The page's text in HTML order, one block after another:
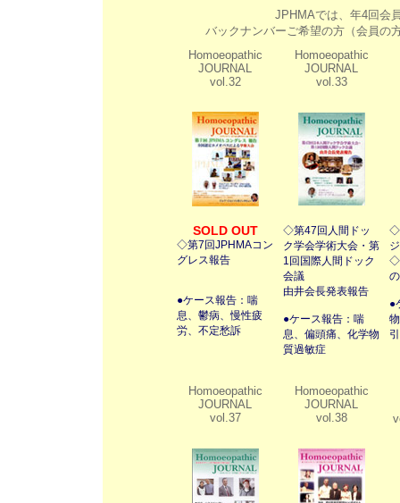
JPHMAでは、年4回会
バックナンバーご希望の方（会員の
Homoeopathic
JOURNAL
vol.32
Homoeopathic
JOURNAL
vol.33
SOLD OUT
◇第7回JPHMAコン
グレス報告
●ケース報告：喘
息、鬱病、慢性疲
労、不定愁訴
◇第47回人間ドッ
ク学会学術大会・第
1回国際人間ドック
会議
由井会長発表報告
●ケース報告：喘
息、偏頭痛、化学物
質過敏症
◇
◇
●
Homoeopathic
JOURNAL
vol.37
Homoeopathic
JOURNAL
vol.38